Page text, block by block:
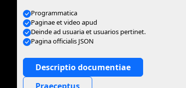
Programmatica
Paginae et video apud
Deinde ad usuaria et usuarios pertinet.
Pagina officialis JSON
Descriptio documentiae